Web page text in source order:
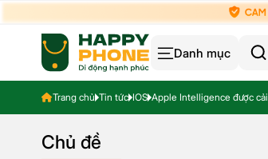
Danh mục
Trang chủ Tin tức IOS Apple Intelligence được
Chủ đề